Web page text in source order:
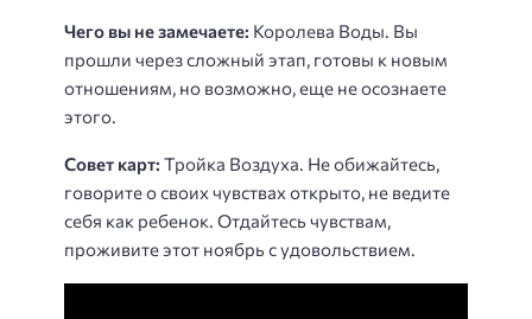
Чего вы не замечаете: Королева Воды. Вы
прошли через сложный этап, готовы к новым
отношениям, но возможно, еще не осознаете
этого.
Совет карт: Тройка Воздуха. Не обижайтесь,
говорите о своих чувствах открыто, не ведите
себя как ребенок. Отдайтесь чувствам,
проживите этот ноябрь с удовольствием.